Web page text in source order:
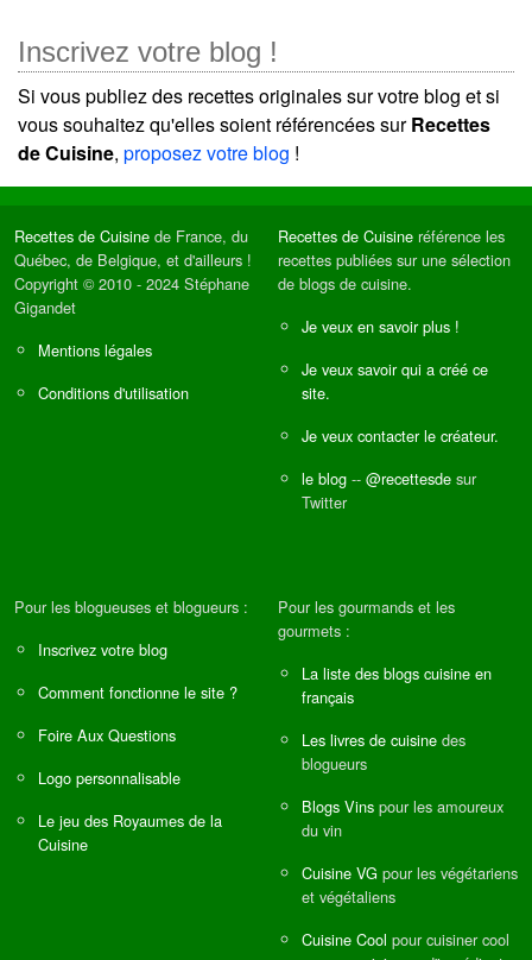
Inscrivez votre blog !
Si vous publiez des recettes originales sur votre blog et si
vous souhaitez qu'elles soient référencées surRecettes
de Cuisine, proposez votre blog !
Recettes de Cuisine de France, du
Québec, de Belgique, et d'ailleurs !
Copyright © 2010 - 2024 Stéphane
Gigandet
Mentions légales
Conditions d'utilisation
Recettes de Cuisine référence les
recettes publiées sur une sélection
de blogs de cuisine.
Je veux en savoir plus !
Je veux savoir qui a créé ce
site.
Je veux contacter le créateur.
le blog -- @recettesde sur
Twitter
Pour les blogueuses et blogueurs :
Inscrivez votre blog
Comment fonctionne le site ?
Foire Aux Questions
Logo personnalisable
Le jeu des Royaumes de la
Cuisine
Pour les gourmands et les
gourmets :
La liste des blogs cuisine en
français
Les livres de cuisine des
blogueurs
Blogs Vins pour les amoureux
du vin
Cuisine VG pour les végétariens
et végétaliens
Cuisine Cool pour cuisiner cool